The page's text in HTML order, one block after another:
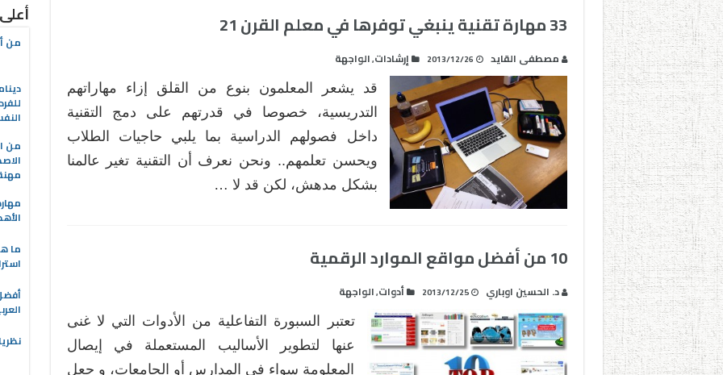
33 مهارة تقنية ينبغي توفرها في معلم القرن 21
مصطفى القايد 2013/12/26 إرشادات,الواجهة
قد يشعر المعلمون بنوع من القلق إزاء مهاراتهم
التدريسية، خصوصا في قدرتهم على دمج التقنية
داخل فصولهم الدراسية بما يلبي حاجيات الطلاب
ويحسن تعلمهم.. ونحن نعرف أن التقنية تغير عالمنا
بشكل مدهش، لكن قد لا …
10 من أفضل مواقع الموارد الرقمية
د. الحسين اوباري 2013/12/25 أدوات,الواجهة
تعتبر السبورة التفاعلية من الأدوات التي لا غنى
عنها لتطوير الأساليب المستعملة في إيصال
المعلومة سواء في المدارس أو الجامعات، و جعل
من
من
ما